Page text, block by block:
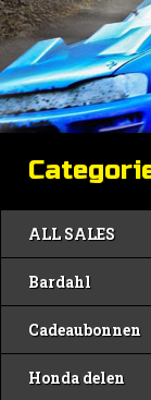
ALL SALES
Bardahl
Cadeaubonnen
Honda delen